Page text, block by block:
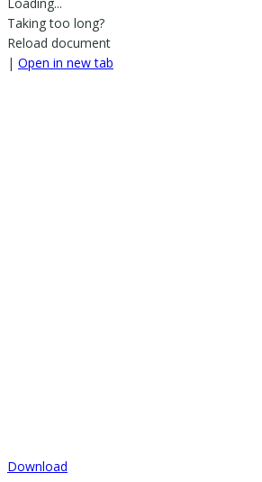
Loading...
Taking too long?
Reload document
| Open in new tab
Download